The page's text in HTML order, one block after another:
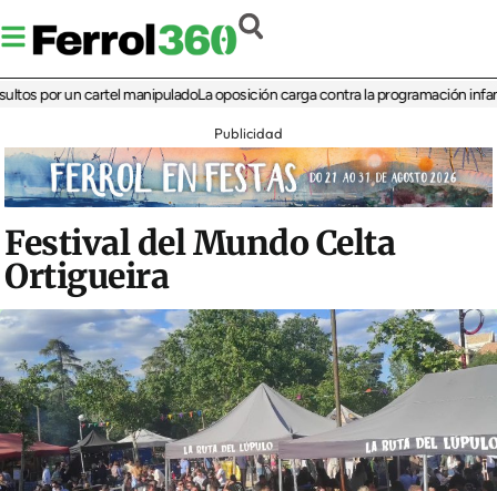
por un cartel manipuladoLa oposición carga contra la programación infantil
Publicidad
Festival del Mundo Celta
Ortigueira